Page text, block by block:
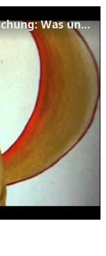
Hatha Yoga, der Yoga der Körperbeherrschung: Was und wozu?